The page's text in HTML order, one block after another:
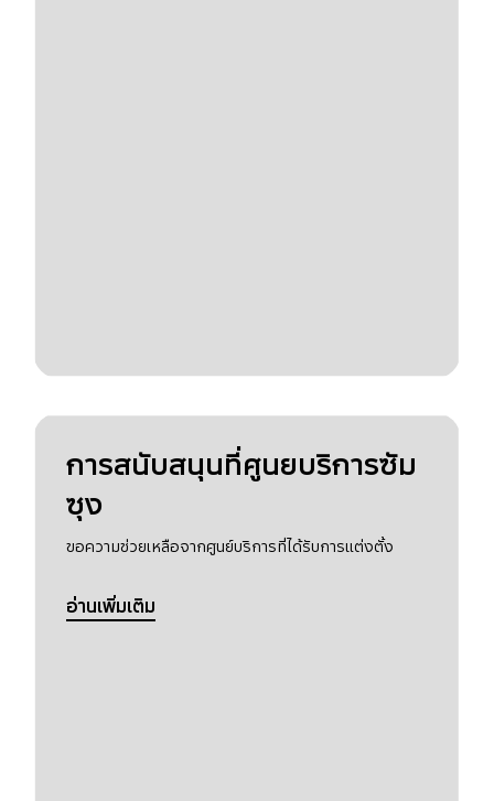
การสนับสนุนที่ศูนยบริการซัม
ซุง
ขอความช่วยเหลือจากศูนย์บริการที่ได้รับการแต่งตั้ง
อ่านเพิ่มเติม